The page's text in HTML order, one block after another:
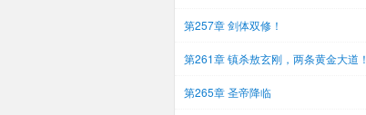
第257章 剑体双修！
第261章 镇杀敖玄刚，两条黄金大道！
第265章 圣帝降临